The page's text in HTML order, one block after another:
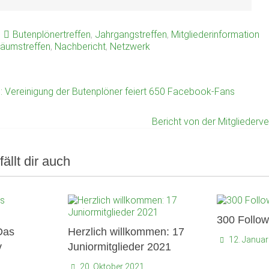
Butenplönertreffen, Jahrgangstreffen, Mitgliederinformation
, Nachbericht, Netzwerk
Vereinigung der Butenplöner feiert 650 Facebook-Fans
Bericht von der
dir auch
Herzlich willkommen: 17
Juniormitglieder 2021
20. Oktober 2021
300
12.